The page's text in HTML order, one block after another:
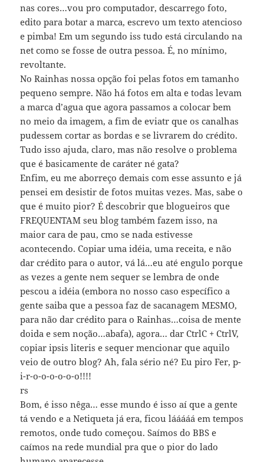
nas cores…vou pro computador, descarrego foto,
edito para botar a marca, escrevo um texto atencioso
e pimba! Em um segundo iss tudo está circulando na
net como se fosse de outra pessoa. É, no mínimo,
revoltante.
No Rainhas nossa opção foi pelas fotos em tamanho
pequeno sempre. Não há fotos em alta e todas levam
a marca d’agua que agora passamos a colocar bem
no meio da imagem, a fim de eviatr que os canalhas
pudessem cortar as bordas e se livrarem do crédito.
Tudo isso ajuda, claro, mas não resolve o problema
que é basicamente de caráter né gata?
Enfim, eu me aborreço demais com esse assunto e já
pensei em desistir de fotos muitas vezes. Mas, sabe o
que é muito pior? É descobrir que blogueiros que
FREQUENTAM seu blog também fazem isso, na
maior cara de pau, cmo se nada estivesse
acontecendo. Copiar uma idéia, uma receita, e não
dar crédito para o autor, vá lá…eu até engulo porque
as vezes a gente nem sequer se lembra de onde
pescou a idéia (embora no nosso caso específico a
gente saiba que a pessoa faz de sacanagem MESMO,
para não dar crédito para o Rainhas…coisa de mente
doida e sem noção…abafa), agora… dar CtrlC + CtrlV,
copiar ipsis literis e sequer mencionar que aquilo
veio de outro blog? Ah, fala sério né? Eu piro Fer, p-
i-r-o-o-o-o-o-o!!!!
rs
Bom, é isso nêga… esse mundo é isso aí que a gente
tá vendo e a Netiqueta já era, ficou lááááá em tempos
remotos, onde tudo começou. Saímos do BBS e
caímos na rede mundial pra que o pior do lado